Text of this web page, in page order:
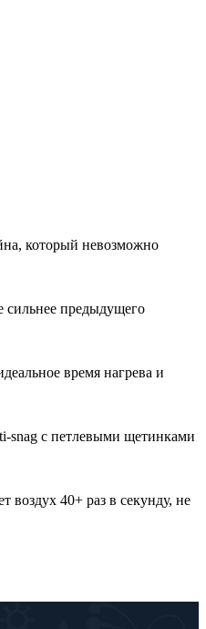
который невозможно
предыдущего
время нагрева и
snag с петлевыми щетинками
40+ раз в секунду, не